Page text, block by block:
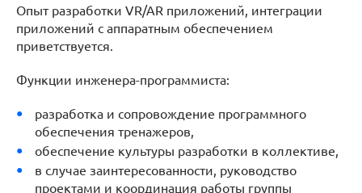
Опыт разработки VR/AR приложений, интеграции
приложений с аппаратным обеспечением
приветствуется.
Функции инженера-программиста:
разработка и сопровождение программного
обеспечения тренажеров,
обеспечение культуры разработки в коллективе,
в случае заинтересованности, руководство
проектами и координация работы группы